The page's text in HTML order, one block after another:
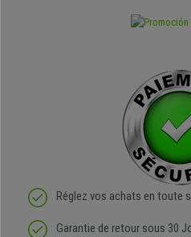
Réglez vos achats en toute
Garantie de retour sous 30